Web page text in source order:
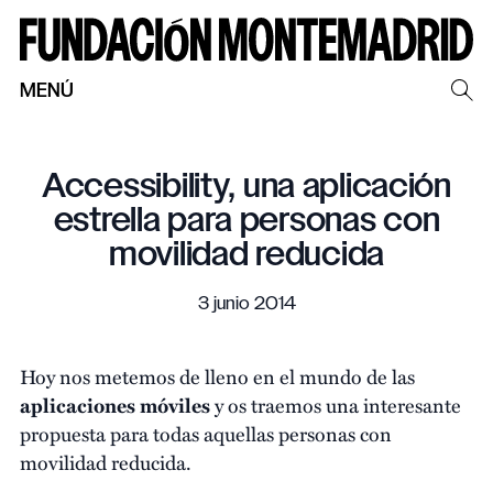
MENÚ
Accessibility, una aplicación
estrella para personas con
movilidad reducida
3 junio 2014
Hoy nos metemos de lleno en el mundo de las
aplicaciones móvilesy os traemos una interesante
propuesta para todas aquellas personas con
movilidad reducida.